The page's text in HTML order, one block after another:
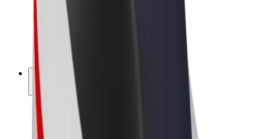
Bolt for Business
Biciclete electrice
Bolt Plus
Câștigă cu Bolt
Câștiguri șofer partener